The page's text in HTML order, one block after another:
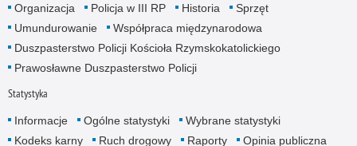
Organizacja
Policja w III RP Historia
Sprzęt
Umundurowanie
Współpraca międzynarodowa
Duszpasterstwo Policji Kościoła Rzymskokatolickiego
Prawosławne Duszpasterstwo Policji
Statystyka
Informacje Ogólne statystyki
Wybrane statystyki
Kodeks karny
Ruch drogowy Raporty Opinia publiczna